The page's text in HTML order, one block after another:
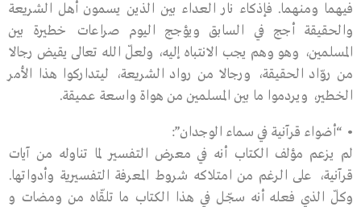
فيهما ومنهما. فإذكاء نار العداء بين الذين يسمون أهل الشريعة
والحقيقة أجج في السابق ويؤجج اليوم صراعات خطيرة بين
المسلمين، وهو وهم يجب الانتباه إليه، ولعلّ الله تعالى يقيض رجالا
من روّاد الحقيقة، ورجالا من رواد الشريعة، ليتداركوا هذا الأمر
الخطير، ويردموا ما بين المسلمين من هواة واسعة عميقة.
• “أضواء قرآنية في سماء الوجدان”:
لم يزعم مؤلف الكتاب أنه في معرض التفسير لما تناوله من آيات
قرآنية، على الرغم من امتلاكه شروط المعرفة التفسيرية وأدواتها.
وكلّ الذي فعله أنه سجّل في هذا الكتاب ما تلقّاه من ومضات و